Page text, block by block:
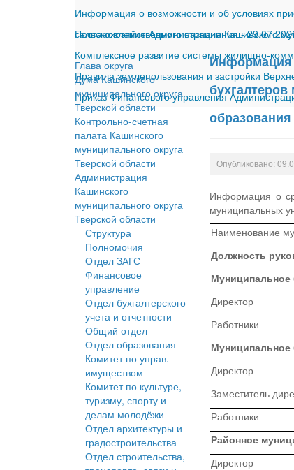
Информация о возможности и об условиях
сельскохозяйственного назначения-
Постановление Администрации Кашинского
Комплексное развитие системы жилищно-
Правила землепользования и застройки
Приказ Финансового управления
Глава округа
Дума Кашинского
муниципального округа
Тверской области
Контрольно-счетная
палата Кашинского
муниципального округа
Тверской области
Администрация
Кашинского
муниципального округа
Тверской области
Структура
Полномочия
Отдел ЗАГС
Финансовое
управление
Отдел бухгалтерского
учета и отчетности
Общий отдел
Отдел образования
Комитет по управ.
имуществом
Комитет по культуре,
туризму, спорту и
делам молодёжи
Отдел архитектуры и
градостроительства
Отдел строительства,
Информация
Опубликовано:
Информация о
муниципальных
Наименование
Должность
Муниципальное
Директор
Работники
Муниципальное
Директор
Заместитель
Работники
Районное
Директор